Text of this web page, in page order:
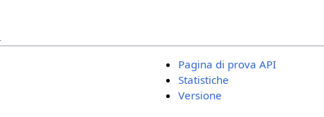
Pagina di prova API
Statistiche
Versione